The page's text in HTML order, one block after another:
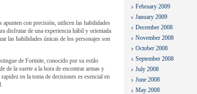
apunten con precisión, utilicen las habilidades
disfrutar de una experiencia hábil y orientada
las habilidades únicas de los personajes son
de Fortnite, conocido por su estilo
de la suerte a la hora de encontrar armas y
en la toma de decisiones es esencial en
February 2009
January 2009
December 2008
November 2008
October 2008
September 2008
July 2008
June 2008
May 2008